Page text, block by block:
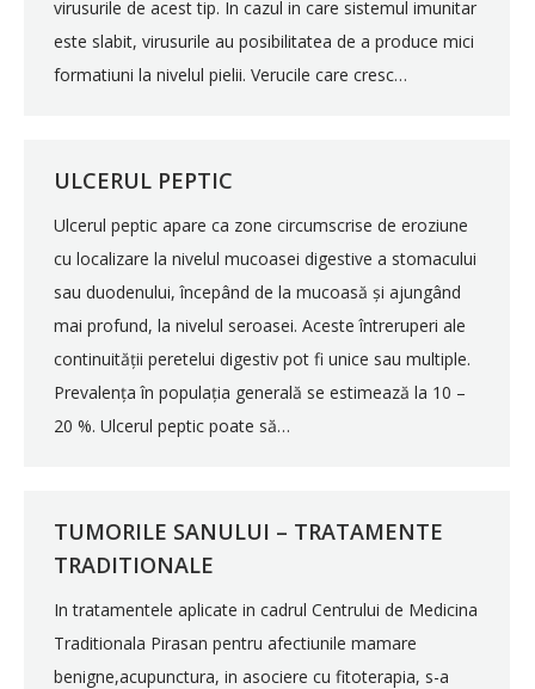
virusurile de acest tip. In cazul in care sistemul imunitar
este slabit, virusurile au posibilitatea de a produce mici
formatiuni la nivelul pielii. Verucile care cresc…
ULCERUL PEPTIC
Ulcerul peptic apare ca zone circumscrise de eroziune
cu localizare la nivelul mucoasei digestive a stomacului
sau duodenului, începând de la mucoasă și ajungând
mai profund, la nivelul seroasei. Aceste întreruperi ale
continuității peretelui digestiv pot fi unice sau multiple.
Prevalența în populația generală se estimează la 10 –
20 %. Ulcerul peptic poate să…
TUMORILE SANULUI – TRATAMENTE
TRADITIONALE
In tratamentele aplicate in cadrul Centrului de Medicina
Traditionala Pirasan pentru afectiunile mamare
benigne,acupunctura, in asociere cu fitoterapia, s-a